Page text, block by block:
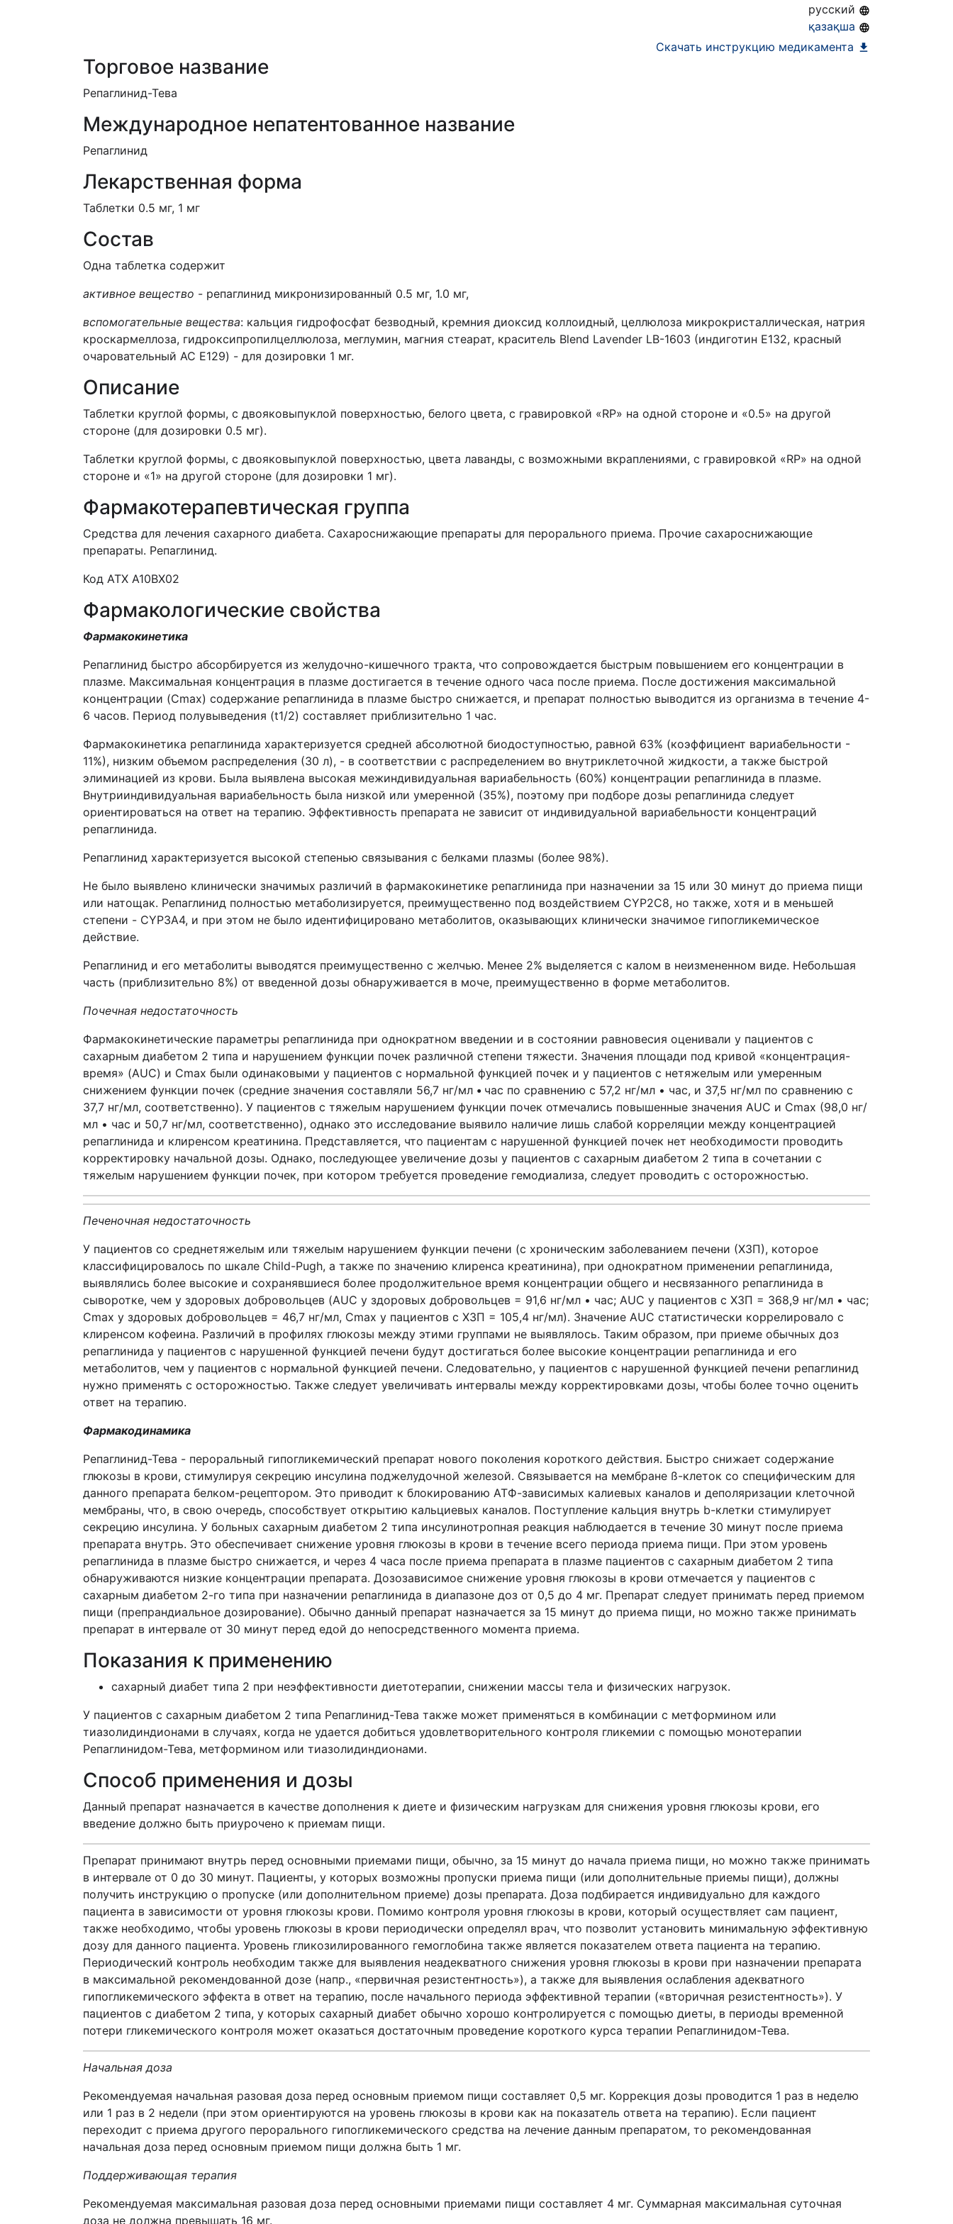
русский
қазақша
Скачать инструкцию медикамента
Торговое название
Репаглинид-Тева
Международное непатентованное название
Репаглинид
Лекарственная форма
Таблетки 0.5 мг, 1 мг
Состав
Одна таблетка содержит
активное вещество - репаглинид микронизированный 0.5 мг, 1.0 мг,
вспомогательные вещества: кальция гидрофосфат безводный, кремния диоксид коллоидный, целлюлоза микрокристаллическая, натрия
кроскармеллоза, гидроксипропилцеллюлоза, меглумин, магния стеарат, краситель Blend Lavender LB-1603 (индиготин Е132, красный
очаровательный АС Е129) - для дозировки 1 мг.
Описание
Таблетки круглой формы, с двояковыпуклой поверхностью, белого цвета, с гравировкой «RP» на одной стороне и «0.5» на другой
стороне (для дозировки 0.5 мг).
Таблетки круглой формы, с двояковыпуклой поверхностью, цвета лаванды, с возможными вкраплениями, с гравировкой «RP» на одной
стороне и «1» на другой стороне (для дозировки 1 мг).
Фармакотерапевтическая группа
Средства для лечения сахарного диабета. Сахароснижающие препараты для перорального приема. Прочие сахароснижающие
препараты. Репаглинид.
Код АТХ A10ВХ02
Фармакологические свойства
Фармакокинетика
Репаглинид быстро абсорбируется из желудочно-кишечного тракта, что сопровождается быстрым повышением его концентрации в
плазме. Максимальная концентрация в плазме достигается в течение одного часа после приема. После достижения максимальной
концентрации (Cmax) содержание репаглинида в плазме быстро снижается, и препарат полностью выводится из организма в течение 4-
6 часов. Период полувыведения (t1/2) составляет приблизительно 1 час.
Фармакокинетика репаглинида характеризуется средней абсолютной биодоступностью, равной 63% (коэффициент вариабельности -
11%), низким объемом распределения (30 л), - в соответствии с распределением во внутриклеточной жидкости, а также быстрой
элиминацией из крови. Была выявлена высокая межиндивидуальная вариабельность (60%) концентрации репаглинида в плазме.
Внутрииндивидуальная вариабельность была низкой или умеренной (35%), поэтому при подборе дозы репаглинида следует
ориентироваться на ответ на терапию. Эффективность препарата не зависит от индивидуальной вариабельности концентраций
репаглинида.
Репаглинид характеризуется высокой степенью связывания с белками плазмы (более 98%).
Не было выявлено клинически значимых различий в фармакокинетике репаглинида при назначении за 15 или 30 минут до приема пищи
или натощак. Репаглинид полностью метаболизируется, преимущественно под воздействием CYP2С8, но также, хотя и в меньшей
степени - CYP3А4, и при этом не было идентифицировано метаболитов, оказывающих клинически значимое гипогликемическое
действие.
Репаглинид и его метаболиты выводятся преимущественно с желчью. Менее 2% выделяется с калом в неизмененном виде. Небольшая
часть (приблизительно 8%) от введенной дозы обнаруживается в моче, преимущественно в форме метаболитов.
Почечная недостаточность
Фармакокинетические параметры репаглинида при однократном введении и в состоянии равновесия оценивали у пациентов с
сахарным диабетом 2 типа и нарушением функции почек различной степени тяжести. Значения площади под кривой «концентрация-
время» (AUC) и Cmax были одинаковыми у пациентов с нормальной функцией почек и у пациентов с нетяжелым или умеренным
снижением функции почек (средние значения составляли 56,7 нг/мл • час по сравнению с 57,2 нг/мл • час, и 37,5 нг/мл по сравнению с
37,7 нг/мл, соответственно). У пациентов с тяжелым нарушением функции почек отмечались повышенные значения AUC и Cmax (98,0 нг/
мл • час и 50,7 нг/мл, соответственно), однако это исследование выявило наличие лишь слабой корреляции между концентрацией
репаглинида и клиренсом креатинина. Представляется, что пациентам с нарушенной функцией почек нет необходимости проводить
корректировку начальной дозы. Однако, последующее увеличение дозы у пациентов с сахарным диабетом 2 типа в сочетании с
тяжелым нарушением функции почек, при котором требуется проведение гемодиализа, следует проводить с осторожностью.
Печеночная недостаточность
У пациентов со среднетяжелым или тяжелым нарушением функции печени (с хроническим заболеванием печени (ХЗП), которое
классифицировалось по шкале Child-Pugh, а также по значению клиренса креатинина), при однократном применении репаглинида,
выявлялись более высокие и сохранявшиеся более продолжительное время концентрации общего и несвязанного репаглинида в
сыворотке, чем у здоровых добровольцев (AUC у здоровых добровольцев = 91,6 нг/мл • час; AUC у пациентов с ХЗП = 368,9 нг/мл • час;
Cmax у здоровых добровольцев = 46,7 нг/мл, Cmax у пациентов с ХЗП = 105,4 нг/мл). Значение AUC статистически коррелировало с
клиренсом кофеина. Различий в профилях глюкозы между этими группами не выявлялось. Таким образом, при приеме обычных доз
репаглинида у пациентов с нарушенной функцией печени будут достигаться более высокие концентрации репаглинида и его
метаболитов, чем у пациентов с нормальной функцией печени. Следовательно, у пациентов с нарушенной функцией печени репаглинид
нужно применять с осторожностью. Также следует увеличивать интервалы между корректировками дозы, чтобы более точно оценить
ответ на терапию.
Фармакодинамика
Репаглинид-Тева - пероральный гипогликемический препарат нового поколения короткого действия. Быстро снижает содержание
глюкозы в крови, стимулируя секрецию инсулина поджелудочной железой. Связывается на мембране ß-клеток со специфическим для
данного препарата белком-рецептором. Это приводит к блокированию АТФ-зависимых калиевых каналов и деполяризации клеточной
мембраны, что, в свою очередь, способствует открытию кальциевых каналов. Поступление кальция внутрь b-клетки стимулирует
секрецию инсулина. У больных сахарным диабетом 2 типа инсулинотропная реакция наблюдается в течение 30 минут после приема
препарата внутрь. Это обеспечивает снижение уровня глюкозы в крови в течение всего периода приема пищи. При этом уровень
репаглинида в плазме быстро снижается, и через 4 часа после приема препарата в плазме пациентов с сахарным диабетом 2 типа
обнаруживаются низкие концентрации препарата. Дозозависимое снижение уровня глюкозы в крови отмечается у пациентов с
сахарным диабетом 2-го типа при назначении репаглинида в диапазоне доз от 0,5 до 4 мг. Препарат следует принимать перед приемом
пищи (препрандиальное дозирование). Обычно данный препарат назначается за 15 минут до приема пищи, но можно также принимать
препарат в интервале от 30 минут перед едой до непосредственного момента приема.
Показания к применению
сахарный диабет типа 2 при неэффективности диетотерапии, снижении массы тела и физических нагрузок.
У пациентов с сахарным диабетом 2 типа Репаглинид-Тева также может применяться в комбинации с метформином или
тиазолидиндионами в случаях, когда не удается добиться удовлетворительного контроля гликемии с помощью монотерапии
Репаглинидом-Тева, метформином или тиазолидиндионами.
Способ применения и дозы
Данный препарат назначается в качестве дополнения к диете и физическим нагрузкам для снижения уровня глюкозы крови, его
введение должно быть приурочено к приемам пищи.
Препарат принимают внутрь перед основными приемами пищи, обычно, за 15 минут до начала приема пищи, но можно также принимать
в интервале от 0 до 30 минут. Пациенты, у которых возможны пропуски приема пищи (или дополнительные приемы пищи), должны
получить инструкцию о пропуске (или дополнительном приеме) дозы препарата. Доза подбирается индивидуально для каждого
пациента в зависимости от уровня глюкозы крови. Помимо контроля уровня глюкозы в крови, который осуществляет сам пациент,
также необходимо, чтобы уровень глюкозы в крови периодически определял врач, что позволит установить минимальную эффективную
дозу для данного пациента. Уровень гликозилированного гемоглобина также является показателем ответа пациента на терапию.
Периодический контроль необходим также для выявления неадекватного снижения уровня глюкозы в крови при назначении препарата
в максимальной рекомендованной дозе (напр., «первичная резистентность»), а также для выявления ослабления адекватного
гипогликемического эффекта в ответ на терапию, после начального периода эффективной терапии («вторичная резистентность»). У
пациентов с диабетом 2 типа, у которых сахарный диабет обычно хорошо контролируется с помощью диеты, в периоды временной
потери гликемического контроля может оказаться достаточным проведение короткого курса терапии Репаглинидом-Тева.
Начальная доза
Рекомендуемая начальная разовая доза перед основным приемом пищи составляет 0,5 мг. Коррекция дозы проводится 1 раз в неделю
или 1 раз в 2 недели (при этом ориентируются на уровень глюкозы в крови как на показатель ответа на терапию). Если пациент
переходит с приема другого перорального гипогликемического средства на лечение данным препаратом, то рекомендованная
начальная доза перед основным приемом пищи должна быть 1 мг.
Поддерживающая терапия
Рекомендуемая максимальная разовая доза перед основными приемами пищи составляет 4 мг. Суммарная максимальная суточная
доза не должна превышать 16 мг.